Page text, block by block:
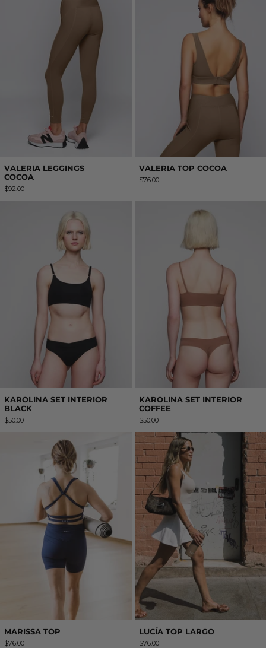
VALERIA LEGGINGS
COCOA
$92.00
VALERIA TOP COCOA
$76.00
KAROLINA SET INTERIOR
BLACK
$50.00
KAROLINA SET INTERIOR
COFFEE
$50.00
MARISSA TOP
$76.00
LUCÍA TOP
LUCÍA TOP LARGO
$76.00